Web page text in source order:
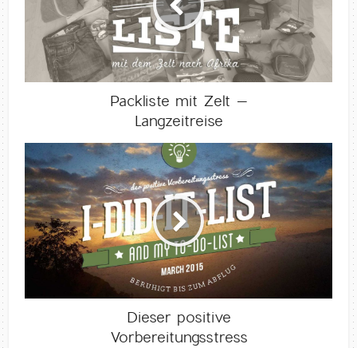
Packliste mit Zelt –
Langzeitreise
Dieser positive
Vorbereitungsstress